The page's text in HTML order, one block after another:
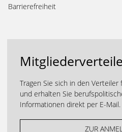
Barrierefreiheit
Tragen Sie sich in den Verteiler
und erhalten Sie
Informationen direkt per E-Mail.
ZUR